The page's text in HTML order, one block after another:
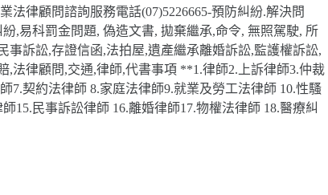
律顧問諮詢服務電話(07)5226665-預防糾紛.解決問
,易科罰金問題, 偽造文書, 拋棄繼承,命令, 無照駕駛, 所
事訴訟,存證信函,法拍屋,遺產繼承離婚訴訟,監護權訴訟,
法律顧問,交通,律師,代書事項 **1.律師2.上訴律師3.仲裁
7.契約法律師 8.家庭法律師9.就業及勞工法律師 10.性騷
15.民事訴訟律師 16.離婚律師17.物權法律師 18.醫療糾